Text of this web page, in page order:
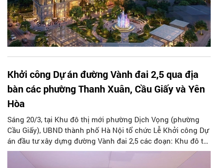
Khởi công Dự án đường Vành đai 2,5 qua địa
bàn các phường Thanh Xuân, Cầu Giấy và Yên
Hòa
Sáng 20/3, tại Khu đô thị mới phường Dịch Vọng (phường
Cầu Giấy), UBND thành phố Hà Nội tổ chức Lễ Khởi công Dự
án đầu tư xây dựng đường Vành đai 2,5 các đoạn: Khu đô thị
mới Dịch Vọng - Dương Đình Nghệ; Vũ Phạm Hàm - Trần Duy
Hưng; Nguỵ Như Kon Tum - Nguyễn Trãi.